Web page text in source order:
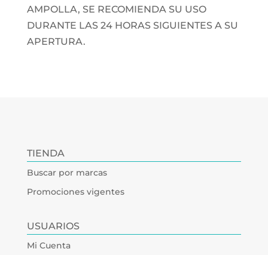
AMPOLLA, SE RECOMIENDA SU USO
DURANTE LAS 24 HORAS SIGUIENTES A SU
APERTURA.
TIENDA
Buscar por marcas
Promociones vigentes
USUARIOS
Mi Cuenta